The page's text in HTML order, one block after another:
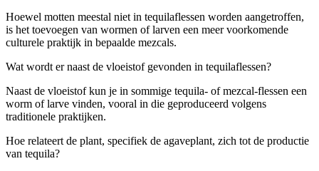
Hoewel motten meestal niet in tequilaflessen worden aangetroffen,
is het toevoegen van wormen of larven een meer voorkomende
culturele praktijk in bepaalde mezcals.
Wat wordt er naast de vloeistof gevonden in tequilaflessen?
Naast de vloeistof kun je in sommige tequila- of mezcal-flessen een
worm of larve vinden, vooral in die geproduceerd volgens
traditionele praktijken.
Hoe relateert de plant, specifiek de agaveplant, zich tot de productie
van tequila?